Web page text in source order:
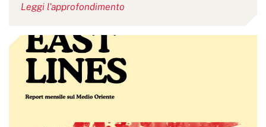
Leggi l'approfondimento